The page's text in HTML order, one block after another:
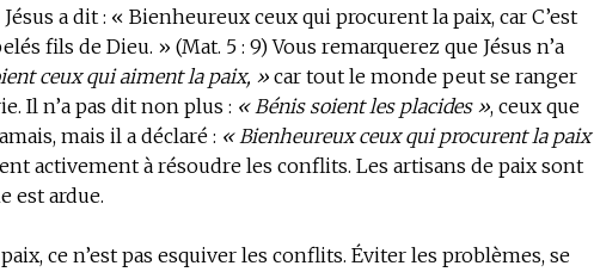
a dit : « Bienheureux ceux qui procurent la paix, car C’est
fils de Dieu. » (Mat. 5 : 9) Vous remarquerez que Jésus n’a
ceux qui aiment la paix, »car tout le monde peut se ranger
Il n’a pas dit non plus : « Bénis soient les placides », ceux que
mais il a déclaré : « Bienheureux ceux qui procurent la paix
activement à résoudre les conflits. Les artisans de paix sont
est ardue.
ce n’est pas esquiver les conflits. Éviter les problèmes, se